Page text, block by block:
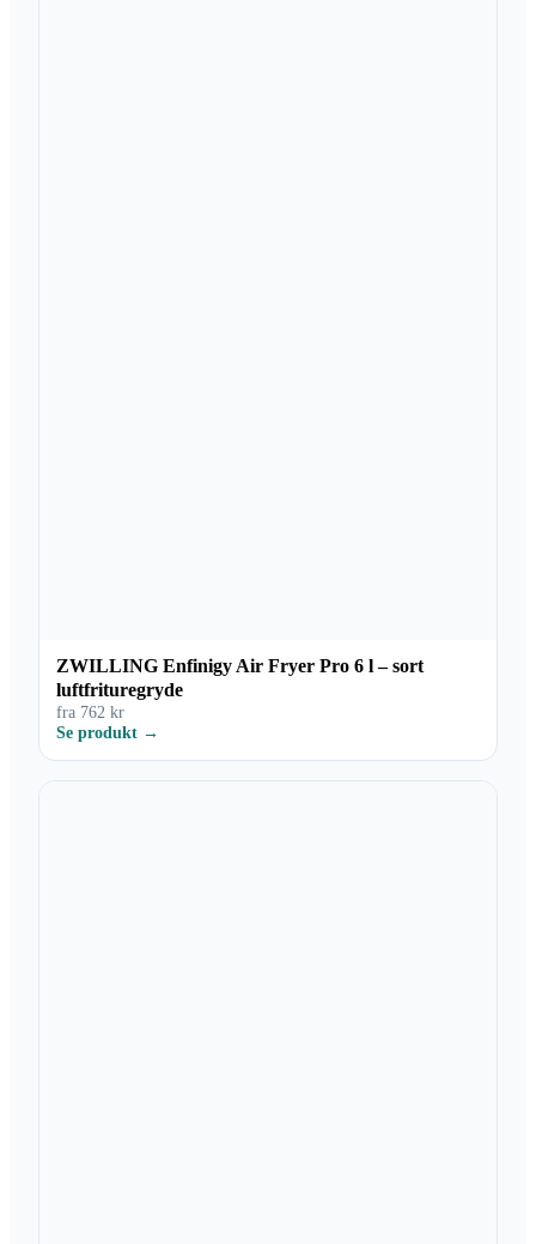
ZWILLING Enfinigy Air Fryer Pro 6 l – sort
luftfrituregryde
fra 762 kr
Se produkt →